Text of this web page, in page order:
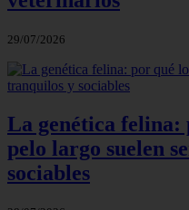
29/07/2026
La genética felina:
pelo largo suelen
sociables